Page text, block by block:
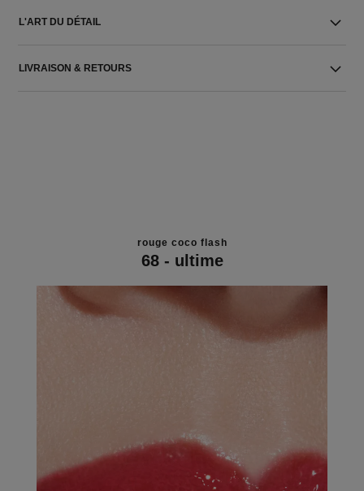
L'ART DU DÉTAIL
LIVRAISON & RETOURS
rouge coco flash
68 - ultime